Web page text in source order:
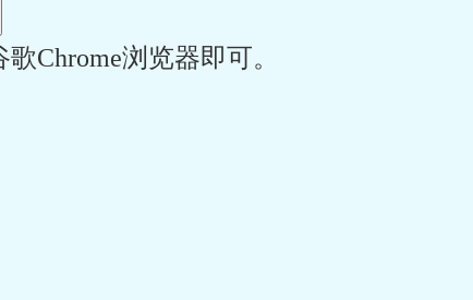
Chrome浏览器即可。